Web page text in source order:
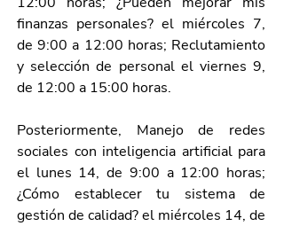
finanzas personales? el miércoles 7,
de 9:00 a 12:00 horas; Reclutamiento
y selección de personal el viernes 9,
de 12:00 a 15:00 horas.
Posteriormente, Manejo de redes
sociales con inteligencia artificial para
el lunes 14, de 9:00 a 12:00 horas;
¿Cómo establecer tu sistema de
gestión de calidad? el miércoles 14, de